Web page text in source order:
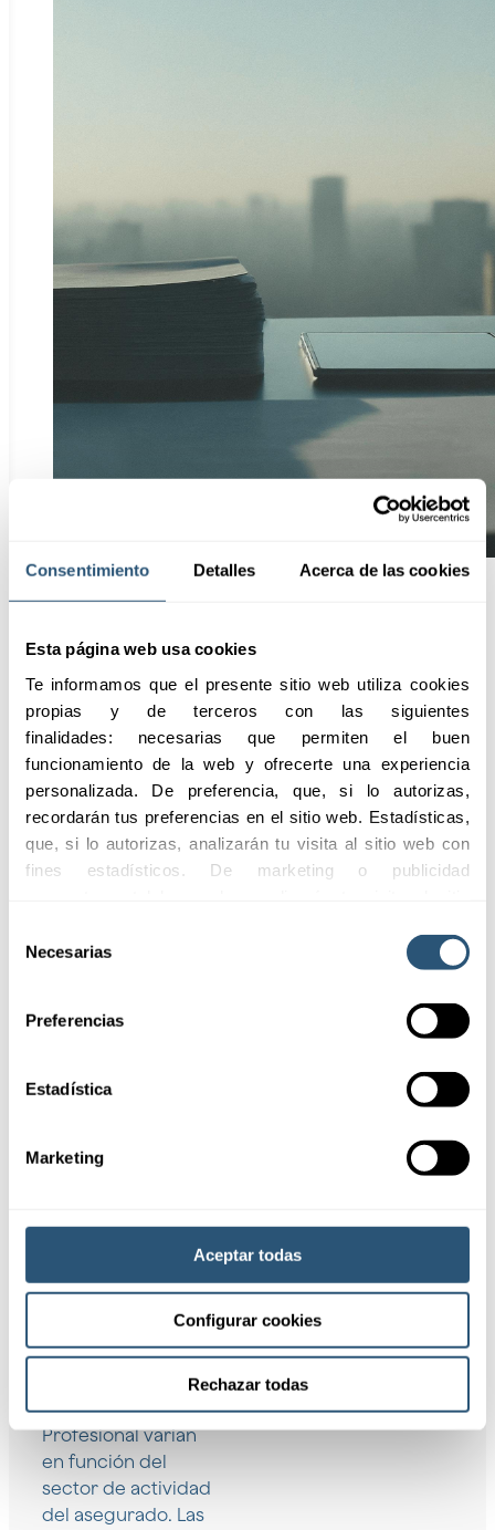
Consentimiento Detalles Acerca de las cookies
Esta página web usa cookies
Te informamos que el presente sitio web utiliza cookies
propias y de terceros con las siguientes
finalidades: necesarias que permiten el buen
funcionamiento de la web y ofrecerte una experiencia
personalizada. De preferencia, que, si lo autorizas,
recordarán tus preferencias en el sitio web. Estadísticas,
que, si lo autorizas, analizarán tu visita al sitio web con
fines estadísticos. De marketing o publicidad
publicidad, personalizar los anuncios y medir su
para consultar la Política de
Necesarias
Preferencias
Estadística
Marketing
Aceptar todas
Configurar cookies
Rechazar todas
Puntos
destacados
Solicitar información
Protección
integral
especializado
Coberturas
Las coberturas de
los seguros de RC
Profesional varían
en función del
sector de actividad
del asegurado. Las